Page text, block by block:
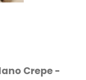
Crepe -